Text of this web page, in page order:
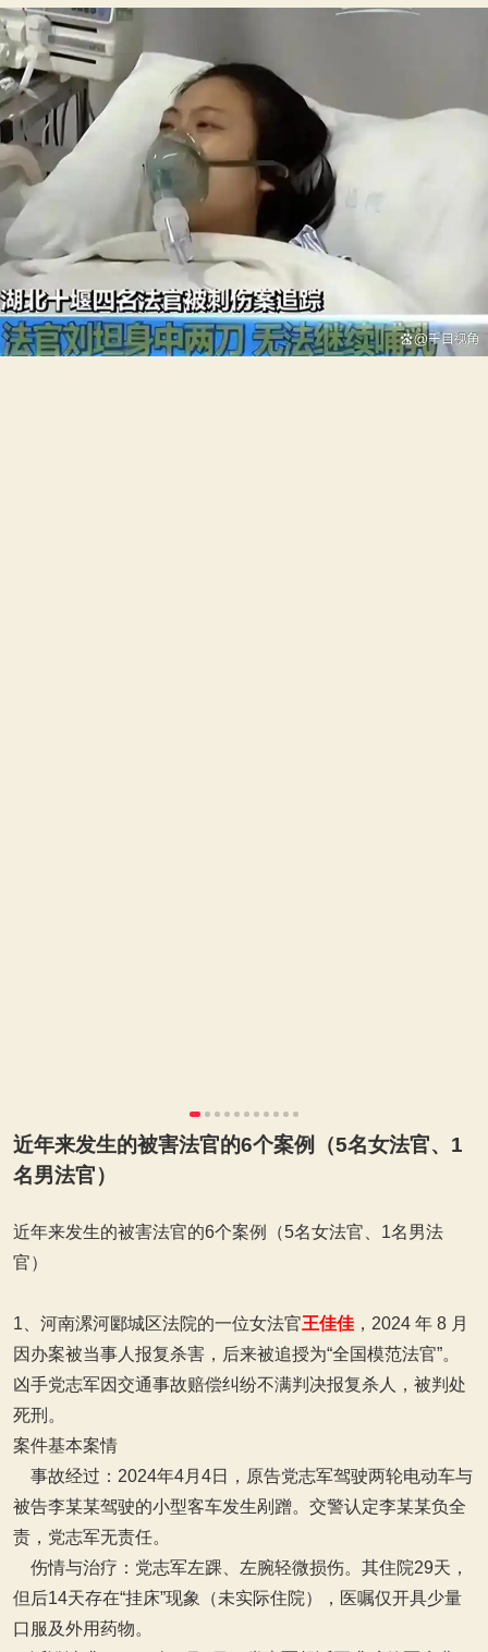
近年来发生的被害法官的6个案例（5名女法官、1
名男法官）
近年来发生的被害法官的6个案例（5名女法官、1名男法
官）
1、河南漯河郾城区法院的一位女法官王佳佳 ，2024 年 8 月
因办案被当事人报复杀害，后来被追授为“全国模范法官”‌。
凶手党志军因交通事故赔偿纠纷不满判决报复杀人，被判处
死刑。
案件基本案情‌
‌事故经过‌：2024年4月4日，原告党志军驾驶两轮电动车与
被告李某某驾驶的小型客车发生剐蹭。交警认定李某某负全
责，党志军无责任。
‌伤情与治疗‌：党志军左踝、左腕轻微损伤。其住院29天，
但后14天存在“挂床”现象（未实际住院），医嘱仅开具少量
口服及外用药物。